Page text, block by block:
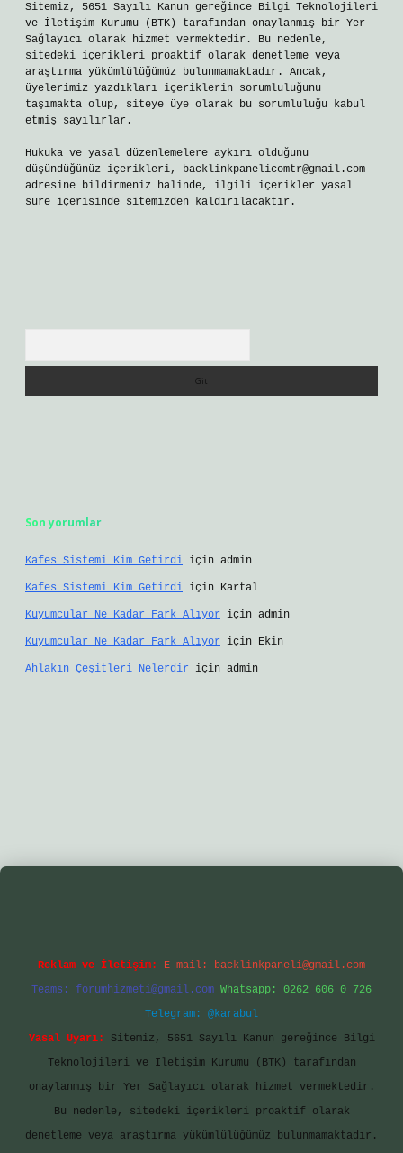
Sitemiz, 5651 Sayılı Kanun gereğince Bilgi Teknolojileri
ve İletişim Kurumu (BTK) tarafından onaylanmış bir Yer
Sağlayıcı olarak hizmet vermektedir. Bu nedenle,
sitedeki içerikleri proaktif olarak denetleme veya
araştırma yükümlülüğümüz bulunmamaktadır. Ancak,
üyelerimiz yazdıkları içeriklerin sorumluluğunu
taşımakta olup, siteye üye olarak bu sorumluluğu kabul
etmiş sayılırlar.
Hukuka ve yasal düzenlemelere aykırı olduğunu
düşündüğünüz içerikleri, backlinkpanelicomtr@gmail.com
adresine bildirmeniz halinde, ilgili içerikler yasal
süre içerisinde sitemizden kaldırılacaktır.
Son yorumlar
Kafes Sistemi Kim Getirdi için admin
Kafes Sistemi Kim Getirdi için Kartal
Kuyumcular Ne Kadar Fark Alıyor için admin
Kuyumcular Ne Kadar Fark Alıyor için Ekin
Ahlakın Çeşitleri Nelerdir için admin
betexper yeni giriş
Reklam ve İletişim: E-mail: backlinkpaneli@gmail.com
Teams: forumhizmeti@gmail.com Whatsapp: 0262 606 0 726
Telegram: @karabul
Yasal Uyarı:
Sitemiz, 5651 Sayılı Kanun gereğince Bilgi
Teknolojileri ve İletişim Kurumu (BTK) tarafından
onaylanmış bir Yer Sağlayıcı olarak hizmet vermektedir.
Bu nedenle, sitedeki içerikleri proaktif olarak
denetleme veya araştırma yükümlülüğümüz bulunmamaktadır.